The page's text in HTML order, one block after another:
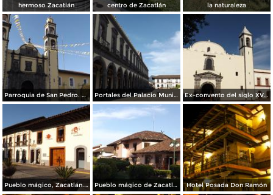
hermoso Zacatlán centro de Zacatlán la naturaleza
Parroquia de San Pedro. Mayo/2014 Portales del Palacio Municipal. Mayo/2014 Ex-convento del siglo XVI. Zacatlán. Mayo/2014
Pueblo mágico, Zacatlán. Mayo/2014 Pueblo mágico de Zacatlán, Puebla. Mayo/2014 Hotel Posada Don Ramón